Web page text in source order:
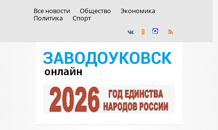
Все новости Общество
Экономика
Политика
Спорт